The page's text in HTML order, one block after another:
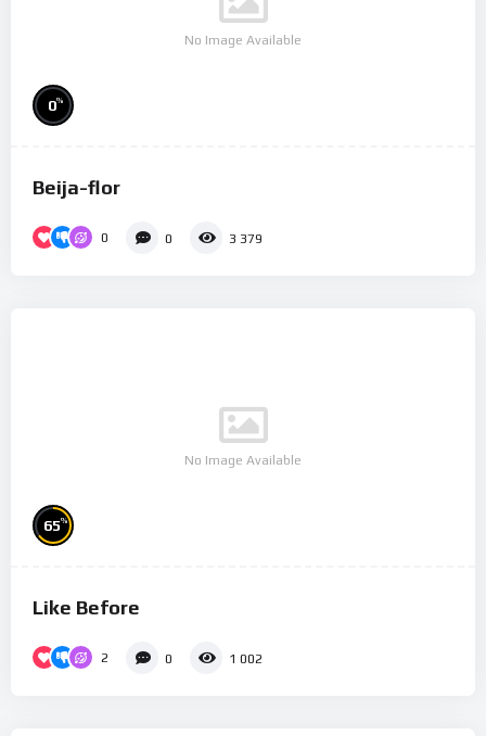
No Image Available
0%
Beija-flor
0 0 3 379
No Image Available
65%
Like Before
2 0 1 002